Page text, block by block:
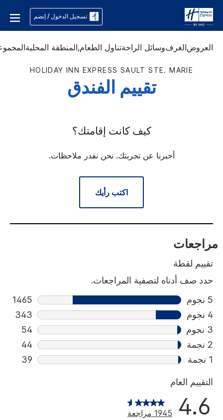
تسجيل الدخول / إنضم
العروضالغرفوسائل الراحةتناول الطعام,المنطقة المحلية
HOLIDAY INN EXPRESS SAULT STE. MARIE
تقييم الفندق
كيف كانت إقامتك؟
أخبرنا عن تجربتك. نحن نقدر ملاحظات.
اكتب رأيك